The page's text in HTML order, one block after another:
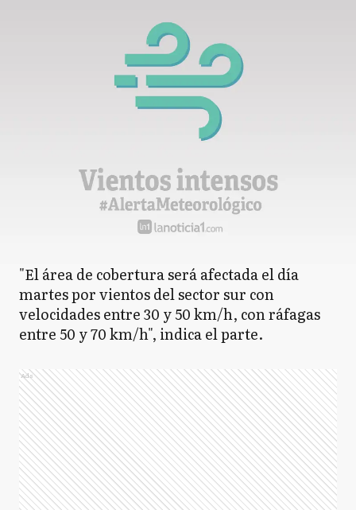
"El área de cobertura será afectada el día
martes por vientos del sector sur con
velocidades entre 30 y 50 km/h, con ráfagas
entre 50 y 70 km/h", indica el parte.
Ads